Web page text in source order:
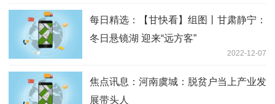
每日精选：【甘快看】组图丨甘肃静宁：
冬日悬镜湖 迎来“远方客”
2022-12-07
焦点讯息：河南虞城：脱贫户当上产业发
展带头人